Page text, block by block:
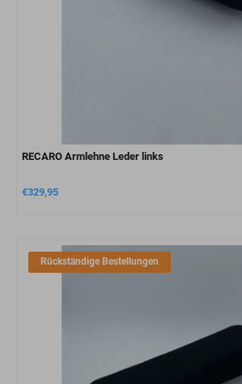
RECARO Armlehne Leder links
€329,95
Rückständige Bestellungen